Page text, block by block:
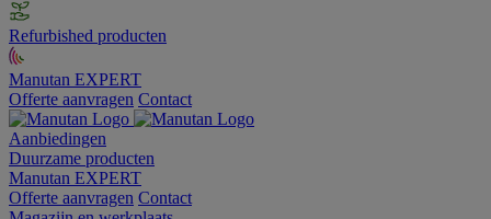
Refurbished producten
Manutan EXPERT
Offerte aanvragen Contact
Aanbiedingen
Duurzame producten
Manutan EXPERT
Offerte aanvragen Contact